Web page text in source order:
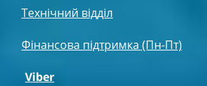
Технічний відділ
Фінансова підтримка (Пн-Пт)
Viber